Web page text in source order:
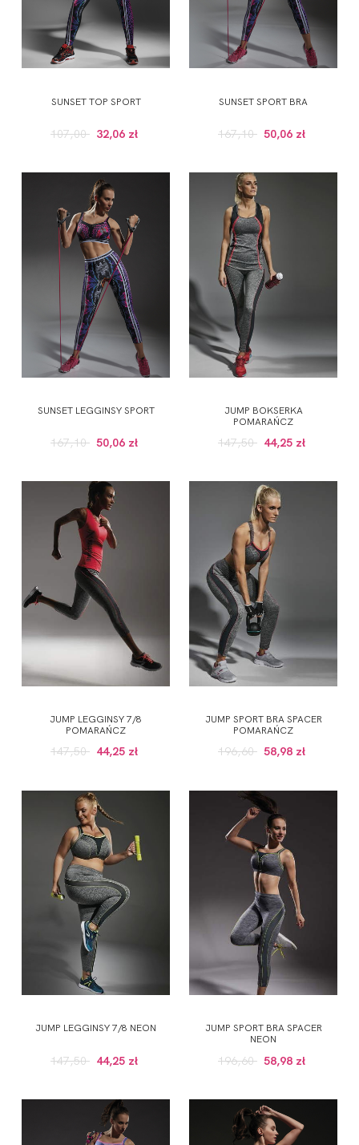
SUNSET TOP SPORT
107,00 32,06 zł
SUNSET SPORT BRA
167,10 50,06 zł
SUNSET LEGGINSY SPORT
167,10 50,06 zł
JUMP BOKSERKA
POMARAŃCZ
147,50 44,25 zł
JUMP LEGGINSY 7/8
POMARAŃCZ
147,50 44,25 zł
JUMP SPORT BRA SPACER
POMARAŃCZ
196,60 58,98 zł
JUMP LEGGINSY 7/8 NEON
147,50 44,25 zł
JUMP SPORT BRA SPACER
NEON
196,60 58,98 zł